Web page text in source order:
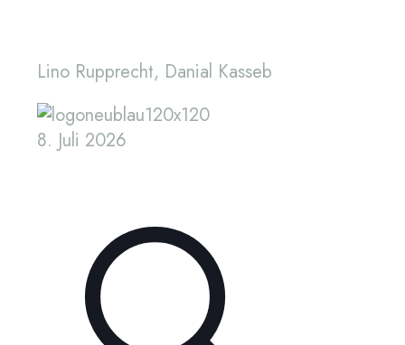
Lino Rupprecht, Danial Kasseb
8. Juli 2026